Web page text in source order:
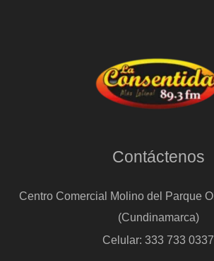
Contáctenos
Centro Comercial Molino del Parque
(Cundinamarca)
Celular: 333 733 0337